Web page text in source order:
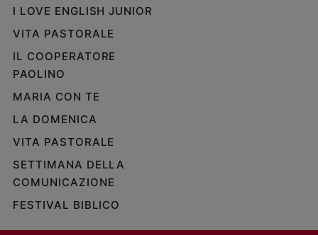
I LOVE ENGLISH JUNIOR
VITA PASTORALE
IL COOPERATORE
PAOLINO
MARIA CON TE
LA DOMENICA
VITA PASTORALE
SETTIMANA DELLA
COMUNICAZIONE
FESTIVAL BIBLICO